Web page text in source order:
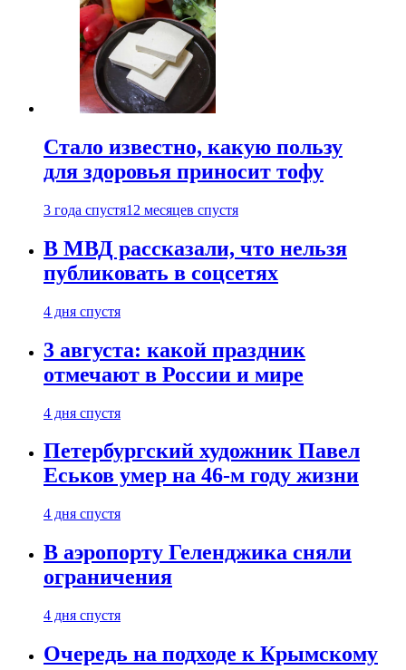
Стало известно, какую пользу
для здоровья приносит тофу
3 года спустя12 месяцев спустя
В МВД рассказали, что нельзя
публиковать в соцсетях
4 дня спустя
3 августа: какой праздник
отмечают в России и мире
4 дня спустя
Петербургский художник Павел
Еськов умер на 46-м году жизни
4 дня спустя
В аэропорту Геленджика сняли
ограничения
4 дня спустя
Очередь на подходе к Крымскому